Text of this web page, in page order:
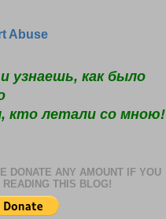
Abuse
узнаешь, как было
кто летали со мною!
DONATE ANY AMOUNT IF YOU
READING THIS BLOG!